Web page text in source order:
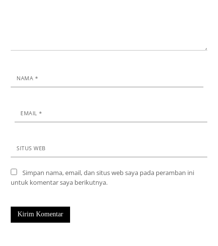
NAMA *
EMAIL*
SITUS WEB
Simpan nama, email, dan situs web saya pada peramban ini
untuk komentar saya berikutnya.